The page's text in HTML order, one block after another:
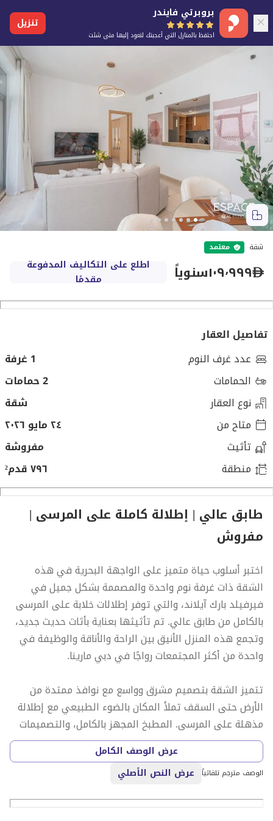
بروبرتي فايندر
احتفظ بالمنازل التي أعجبتك لتعود إليها متى شئت
تنزيل
شقة معتمد
١٠٩٬٩٩٩سنوياً
اطلع على التكاليف المدفوعة
مقدمًا
تفاصيل العقار
عدد غرف النوم
1 غرفة
الحمامات
2 حمامات
نوع العقار
شقة
متاح من
٢٤ مايو ٢٠٢٦
تأثيث
مفروشة
منطقة
٧٩٦ قدم²
طابق عالي | إطلالة كاملة على المرسى |
مفروش
اختبر أسلوب حياة متميز على الواجهة البحرية في هذه
الشقة ذات غرفة نوم واحدة والمصممة بشكل جميل في
فيرفيلد بارك آيلاند، والتي توفر إطلالات خلابة على المرسى
بالكامل من طابق عالي. تم تأثيثها بعناية بأثاث حديث جديد،
وتجمع هذه المنزل الأنيق بين الراحة والأناقة والوظيفة في
واحدة من أكثر المجتمعات رواجًا في دبي مارينا.
تتميز الشقة بتصميم مشرق وواسع مع نوافذ ممتدة من
الأرض حتى السقف تملأ المكان بالضوء الطبيعي مع إطلالة
مذهلة على المرسى. المطبخ المجهز بالكامل، والتصميمات
الداخلية المعاصرة، والمفروشات الفاخرة تجعلها جاهزة
للسكن ومثالية لكل من المستخدمين النهائيين
والمستثمرين.
يتمتع السكان بالوصول إلى مرافق عالمية المستوى، بما في
عرض الوصف الكامل
الوصف مترجم تلقائياً عرض النص الأصلي